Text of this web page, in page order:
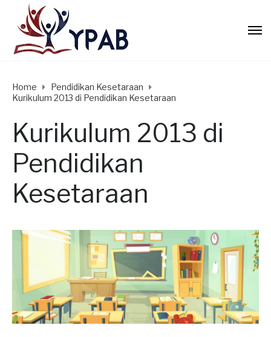
Home
Pendidikan Kesetaraan
Kurikulum 2013 di Pendidikan Kesetaraan
Kurikulum 2013 di
Pendidikan
Kesetaraan